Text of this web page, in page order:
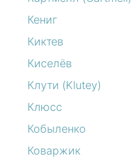
Кениг
Киктев
Киселёв
Клути (Klutey)
Клюсс
Кобыленко
Коваржик